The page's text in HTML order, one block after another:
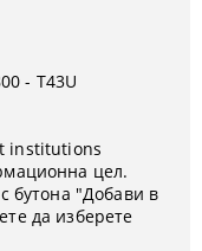
- T43U
institutions
цел.
бутона "Добави в
да изберете